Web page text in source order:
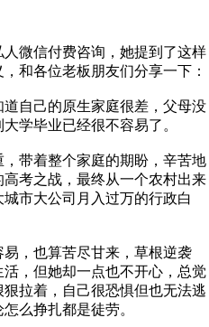
微信付费咨询，她提到了这样
和各位老板朋友们分享一下：
自己的原生家庭很差，父母没
学毕业已经很不容易了。
带着整个家庭的期盼，辛苦地
考之战，最终从一个农村出来
市大公司月入过万的行政白
，也算苦尽甘来，草根逆袭
，但她却一点也不开心，总觉
拉着，自己很恐惧但也无法逃
么挣扎都是徒劳。